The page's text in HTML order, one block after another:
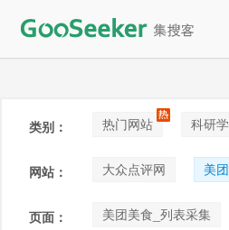
类别： 热门网站 科研
论坛贴吧
招聘
网站： 大众点评网 美团
页面： 美团美食_列表采集